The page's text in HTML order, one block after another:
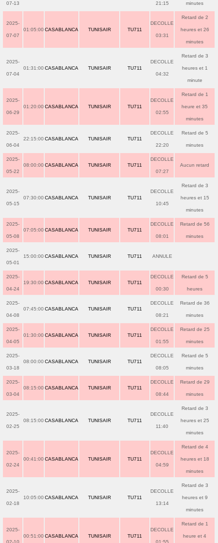
07-13 21:15 minutes
2025-
07-07
01:05:00 CASABLANCA TUNISAIR TU711
DECOLLE
03:31
Retard de 2
heures et 26
minutes
2025-
07-04
01:31:00 CASABLANCA TUNISAIR TU711
DECOLLE
04:32
Retard de 3
heures et 1
minute
2025-
06-29
01:20:00 CASABLANCA TUNISAIR TU711
DECOLLE
02:55
Retard de 1
heure et 35
minutes
2025-
06-04
22:15:00 CASABLANCA TUNISAIR TU711
DECOLLE
22:20
Retard de 5
minutes
2025-
05-22
08:00:00 CASABLANCA TUNISAIR TU711
DECOLLE
07:27
Aucun retard
2025-
05-15
07:30:00 CASABLANCA TUNISAIR TU711
DECOLLE
10:45
Retard de 3
heures et 15
minutes
2025-
05-08
07:05:00 CASABLANCA TUNISAIR TU711
DECOLLE
08:01
Retard de 56
minutes
2025-
05-01
15:00:00 CASABLANCA TUNISAIR TU711 ANNULE
2025-
04-24
19:30:00 CASABLANCA TUNISAIR TU711
DECOLLE
00:30
Retard de 5
heures
2025-
04-08
07:45:00 CASABLANCA TUNISAIR TU711
DECOLLE
08:21
Retard de 36
minutes
2025-
04-05
01:30:00 CASABLANCA TUNISAIR TU711
DECOLLE
01:55
Retard de 25
minutes
2025-
03-18
08:00:00 CASABLANCA TUNISAIR TU711
DECOLLE
08:05
Retard de 5
minutes
2025-
03-04
08:15:00 CASABLANCA TUNISAIR TU711
DECOLLE
08:44
Retard de 29
minutes
2025-
02-25
08:15:00 CASABLANCA TUNISAIR TU711
DECOLLE
11:40
Retard de 3
heures et 25
minutes
2025-
02-24
00:41:00 CASABLANCA TUNISAIR TU711
DECOLLE
04:59
Retard de 4
heures et 18
minutes
2025-
02-18
10:05:00 CASABLANCA TUNISAIR TU711
DECOLLE
13:14
Retard de 3
heures et 9
minutes
2025-
02-10
00:51:00 CASABLANCA TUNISAIR TU711
DECOLLE
01:55
Retard de 1
heure et 4